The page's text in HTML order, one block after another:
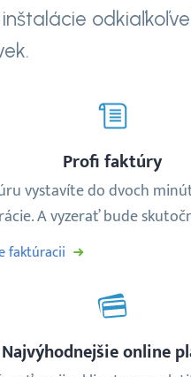
Profi faktúry
vystavíte do dvoch
A vyzerať bude
faktúracii
Najvýhodnejšie online